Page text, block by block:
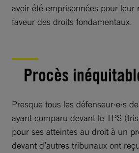
avoir été emprisonnées pour leur
faveur des droits fondamentaux.
Procès
Presque tous les défenseur·e·s
ayant comparu devant le TPS
pour ses atteintes au droit à un
devant d’autres tribunaux ont